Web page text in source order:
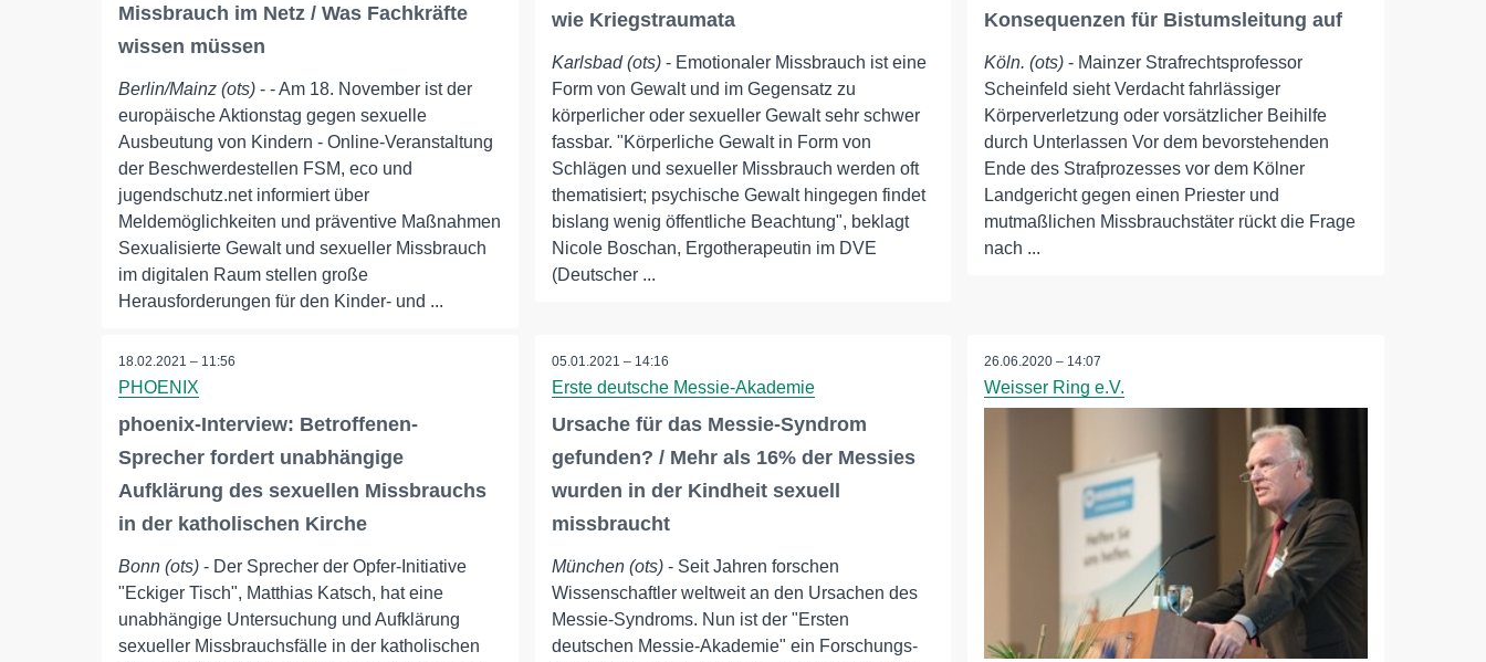
Missbrauch im Netz / Was Fachkräfte
wissen müssen
Berlin/Mainz (ots) - - Am 18. November ist der
europäische Aktionstag gegen sexuelle
Ausbeutung von Kindern - Online-Veranstaltung
der Beschwerdestellen FSM, eco und
jugendschutz.net informiert über
Meldemöglichkeiten und präventive Maßnahmen
Sexualisierte Gewalt und sexueller Missbrauch
im digitalen Raum stellen große
Herausforderungen für den Kinder- und ...
wie Kriegstraumata
Karlsbad (ots)- Emotionaler Missbrauch ist eine
Form von Gewalt und im Gegensatz zu
körperlicher oder sexueller Gewalt sehr schwer
fassbar. "Körperliche Gewalt in Form von
Schlägen und sexueller Missbrauch werden oft
thematisiert; psychische Gewalt hingegen findet
bislang wenig öffentliche Beachtung", beklagt
Nicole Boschan, Ergotherapeutin im DVE
(Deutscher ...
Konsequenzen für Bistumsleitung auf
Köln. (ots) - Mainzer Strafrechtsprofessor
Scheinfeld sieht Verdacht fahrlässiger
Körperverletzung oder vorsätzlicher Beihilfe
durch Unterlassen Vor dem bevorstehenden
Ende des Strafprozesses vor dem Kölner
Landgericht gegen einen Priester und
mutmaßlichen Missbrauchstäter rückt die Frage
nach ...
18.02.2021 – 11:56
PHOENIX
phoenix-Interview: Betroffenen-
Sprecher fordert unabhängige
Aufklärung des sexuellen Missbrauchs
in der katholischen Kirche
Bonn (ots) - Der Sprecher der Opfer-Initiative
"Eckiger Tisch", Matthias Katsch, hat eine
unabhängige Untersuchung und Aufklärung
sexueller Missbrauchsfälle in der katholischen
05.01.2021 – 14:16
Erste deutsche Messie-Akademie
Ursache für das Messie-Syndrom
gefunden? / Mehr als 16% der Messies
wurden in der Kindheit sexuell
missbraucht
München (ots)- Seit Jahren forschen
Wissenschaftler weltweit an den Ursachen des
Messie-Syndroms. Nun ist der "Ersten
deutschen Messie-Akademie" ein Forschungs-
26.06.2020 – 14:07
Weisser Ring e.V.